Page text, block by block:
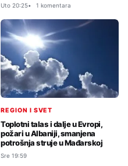
Uto 20:25 1 komentara
REGION I SVET
Toplotni talas i dalje u Evropi,
požari u Albaniji, smanjena
potrošnja struje u Mađarskoj
Sre 19:59